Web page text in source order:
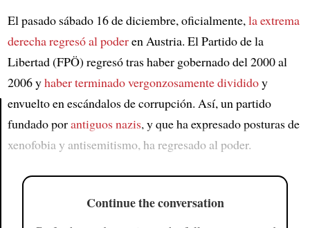
Article
El pasado sábado 16 de diciembre, oficialmente,la extrema
derecha regresó al poderen Austria. El Partido de la
Libertad (FPÖ) regresó tras haber gobernado del 2000 al
2006 yhaber terminado vergonzosamente divididoy
envuelto en escándalos de corrupción. Así, un partido
fundado porantiguos nazis, y que ha expresado posturas de
xenofobia y antisemitismo, ha regresado al poder.
Continue the conversation